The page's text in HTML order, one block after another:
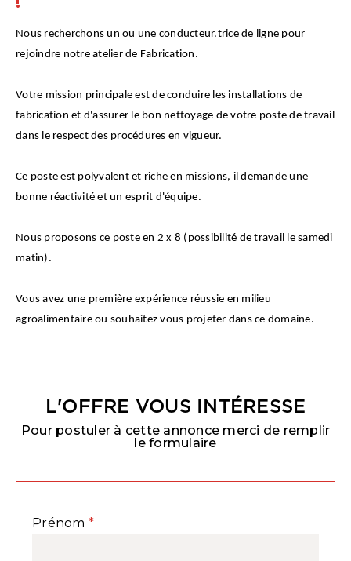
Nous recherchons un ou une conducteur.trice de ligne pour
rejoindre notre atelier de Fabrication.
Votre mission principale est de conduire les installations de
fabrication et d'assurer le bon nettoyage de votre poste de travail
dans le respect des procédures en vigueur.
Ce poste est polyvalent et riche en missions, il demande une
bonne réactivité et un esprit d'équipe.
Nous proposons ce poste en 2 x 8 (possibilité de travail le samedi
matin).
Vous avez une première expérience réussie en milieu
agroalimentaire ou souhaitez vous projeter dans ce domaine.
L'OFFRE VOUS INTÉRESSE
Pour postuler à cette annonce merci de remplir
le formulaire
Prénom